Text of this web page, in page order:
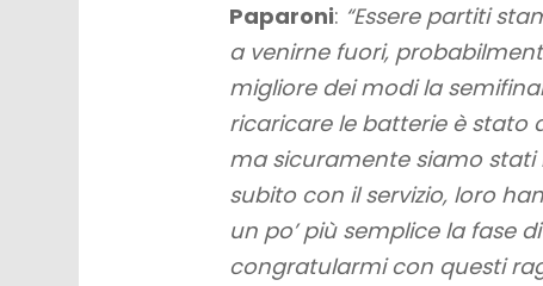
Paparoni: “Essere partiti
a venirne fuori,
migliore dei modi la
ricaricare le batterie è stato
ma sicuramente siamo
subito con il servizio, loro
un po’ più semplice la fase
congratularmi con questi